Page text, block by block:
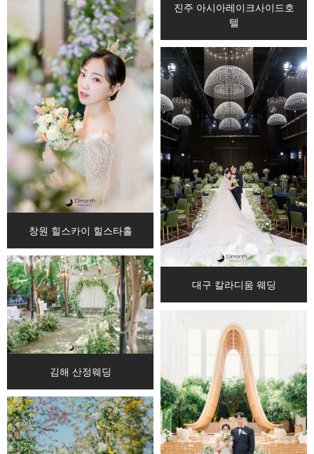
진주 아시아레이크사이드호
텔
창원 힐스카이 힐스타홀
대구 칼라디움 웨딩
김해 산정웨딩